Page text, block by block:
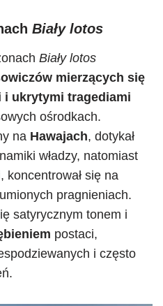
Biały lotos
Biały lotos
mierzących się
i ukrytymi tragediami
ośrodkach.
na Hawajach, dotykał
władzy, natomiast
, koncentrował się na
pragnieniach.
satyrycznym tonem i
postaci,
i często